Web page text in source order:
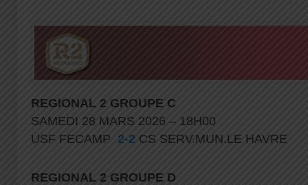
REGIONAL 2 GROUPE C
SAMEDI 28 MARS 2026 – 18H00
USF FECAMP 2-2 CS SERV.MUN.LE HAVRE
REGIONAL 2 GROUPE D